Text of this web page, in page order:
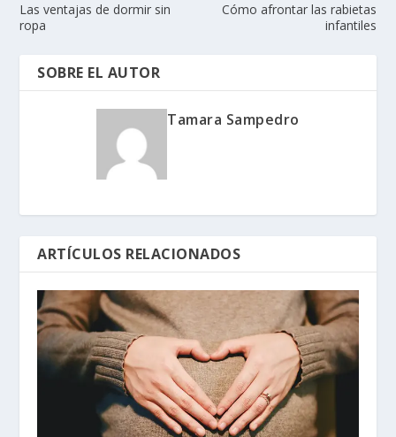
Las ventajas de dormir sin
ropa
Cómo afrontar las rabietas
infantiles
SOBRE EL AUTOR
Tamara Sampedro
ARTÍCULOS RELACIONADOS